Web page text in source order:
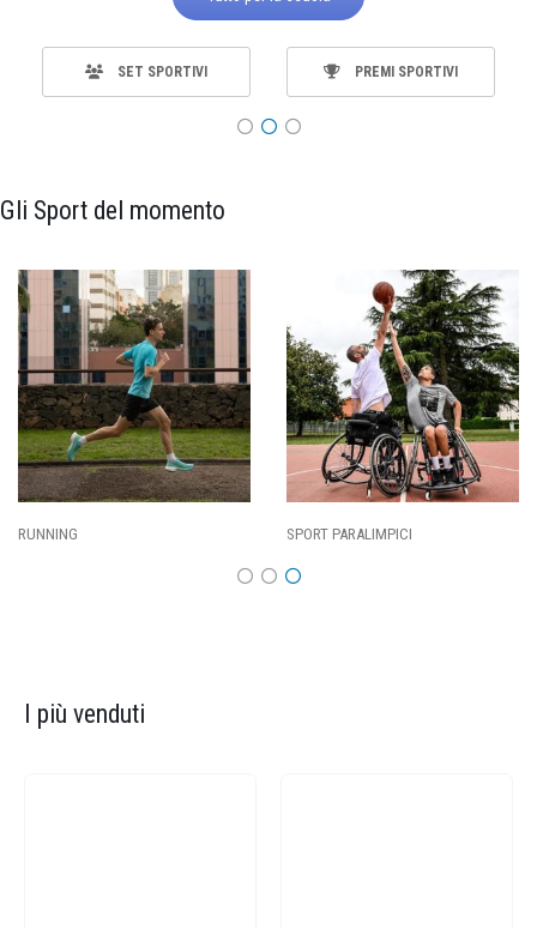
SET SPORTIVI PREMI SPORTIVI
Gli Sport del momento
RUNNING SPORT PARALIMPICI
I più venduti